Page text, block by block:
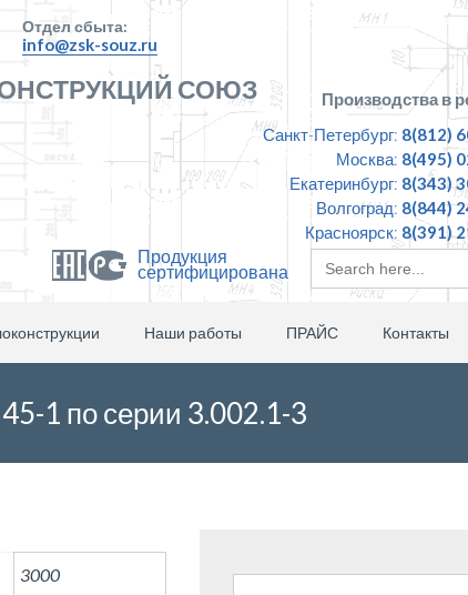
Отдел сбыта:
info@zsk-souz.ru
СОЮЗ
Производства в
Санкт-Петербург: 8(812)
Москва: 8(495)
Екатеринбург: 8(343)
Волгоград: 8(844)
Красноярск: 8(391)
Продукция
сертифицирована
Search
for:
Наши работы ПРАЙС Контакты
1 по серии 3.002.1-3
3000 Найти: